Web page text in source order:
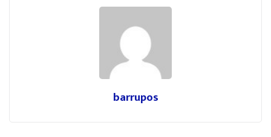
barrupos